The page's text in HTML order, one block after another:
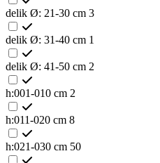
delik Ø: 21-30 cm 3
delik Ø: 31-40 cm 1
delik Ø: 41-50 cm 2
h:001-010 cm 2
h:011-020 cm 8
h:021-030 cm 50